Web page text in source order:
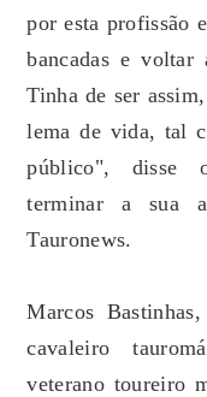
por esta profissão
bancadas e voltar
Tinha de ser
lema de vida, tal
público", disse
terminar a sua
Tauronews.
Marcos
cavaleiro
veterano toureiro